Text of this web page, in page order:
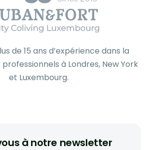
de 15 ans d’expérience dans la
à Londres, New York
et Luxembourg.
à notre newsletter